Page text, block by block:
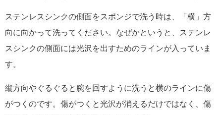
ステンレスシンクの側面をスポンジで洗う時は、「横」方
向に向かって洗ってください。なぜかというと、ステンレ
スシンクの側面には光沢を出すためのラインが入っていま
す。
縦方向やぐるぐると腕を回すように洗うと横のラインに傷
がつくのです。傷がつくと光沢が消えるだけではなく、傷